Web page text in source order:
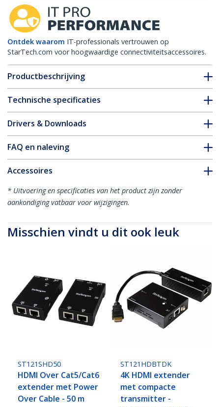
Ontdek waarom IT-professionals vertrouwen op
StarTech.com voor hoogwaardige connectiviteitsaccessoires.
Productbeschrijving
Technische specificaties
Drivers & Downloads
FAQ en naleving
Accessoires
* Uitvoering en specificaties van het product zijn zonder
aankondiging vatbaar voor wijzigingen.
Misschien vindt u dit ook leuk
ST121SHD50
HDMI Over Cat5/Cat6
extender met Power
Over Cable - 50 m
ST121HDBTDK
4K HDMI extender
met compacte
transmitter -